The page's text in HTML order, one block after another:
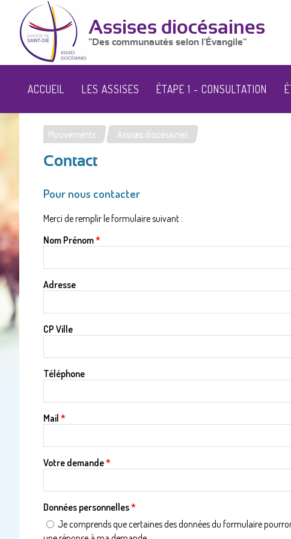
Assises diocésaines
"Des communautés selon l'Évangile"
ACCUEIL LES ASSISES ÉTAPE 1 - CONSULTATION
Vous
êtes
ici
Mouvements Assises diocésaines
Contact
Pour nous contacter
Merci de remplir le formulaire suivant :
Nom Prénom*
Adresse
CP Ville
Téléphone
Mail *
Votre demande*
Données personnelles*
Je comprends que certaines des données du formulaire